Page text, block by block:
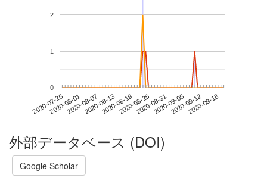
2020-07-262020-08-012020-08-072020-08-132020-08-192020-08-252020-08-312020-09-062020-09-122020-09-18
0
1
2
外部データベース (DOI)
Google Scholar